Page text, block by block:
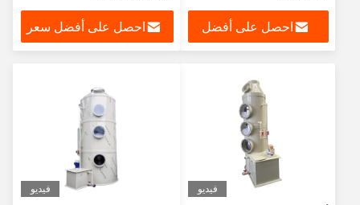
HCL/NH3/HF/H2SO4/NAOH
احصل على أفضل
احصل على أفضل سعر
فيديو فيديو